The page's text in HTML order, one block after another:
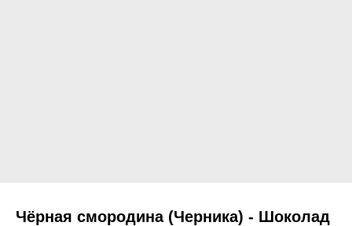
Чёрная смородина (Черника) - Шоколад